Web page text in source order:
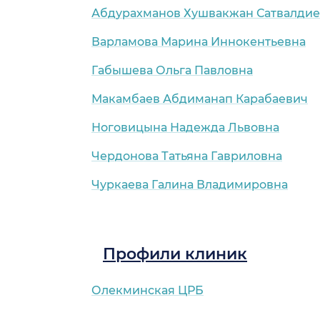
Абдурахманов Хушвакжан
Варламова Марина Иннокентьевна
Габышева Ольга Павловна
Макамбаев Абдиманап Карабаевич
Ноговицына Надежда Львовна
Чердонова Татьяна Гавриловна
Чуркаева Галина Владимировна
Профили клиник
Олекминская ЦРБ